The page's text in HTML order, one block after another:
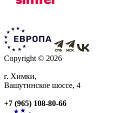
Copyright © 2026
г. Химки,
Вашутинское шоссе, 4
+7 (965) 108-80-66